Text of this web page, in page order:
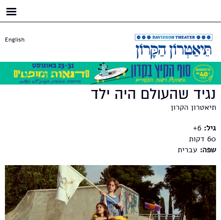
English
נגיד שהעולם היה ילד
תיאטרון הקרון
גיל: 6+
60
שפה: עברית